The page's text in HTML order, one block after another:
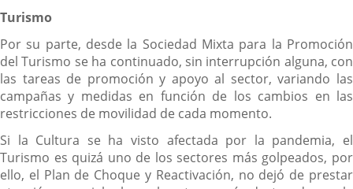
Turismo
Por su parte, desde la Sociedad Mixta para la Promoción
del Turismo se ha continuado, sin interrupción alguna, con
las tareas de promoción y apoyo al sector, variando las
campañas y medidas en función de los cambios en las
restricciones de movilidad de cada momento.
Si la Cultura se ha visto afectada por la pandemia, el
Turismo es quizá uno de los sectores más golpeados, por
ello, el Plan de Choque y Reactivación, no dejó de prestar